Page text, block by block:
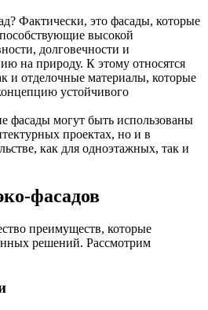
Фактически, это фасады, которые
высокой
долговечности и
на природу. К этому относятся
и отделочные материалы, которые
устойчивого
фасады могут быть использованы
проектах, но и в
как для одноэтажных, так и
фасадов
преимуществ, которые
решений. Рассмотрим